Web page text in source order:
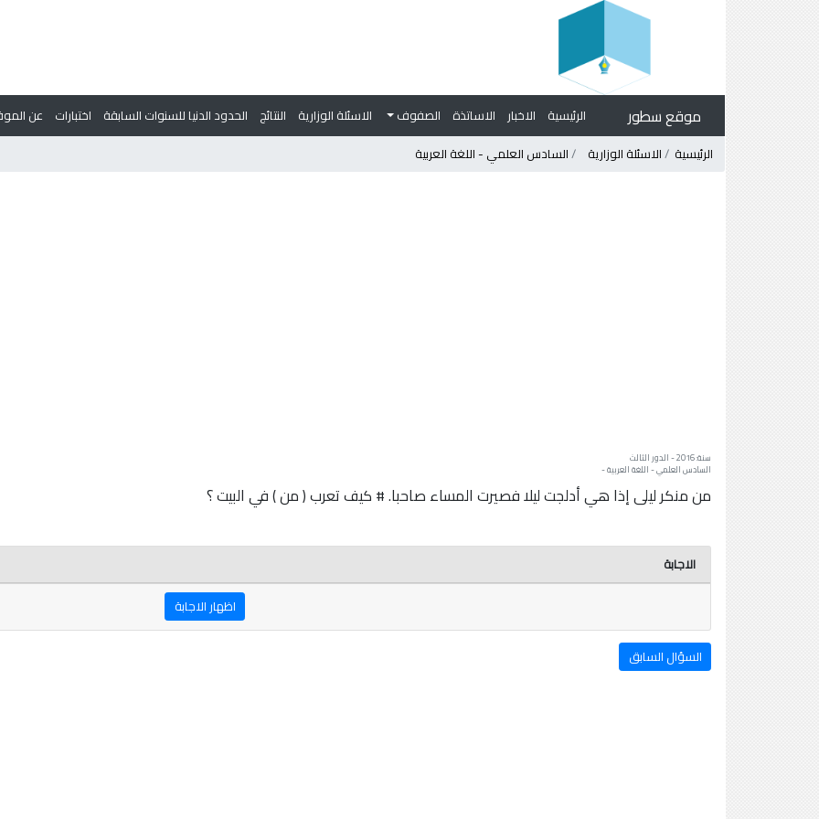
موقع سطور الرئيسية الاخبار الاساتذة الصفوف الاسئلة الوزارية النتائج الحدود الدنيا للسنوات السابقة اختبارات عن
الرئيسية
الاسئلة الوزارية السادس العلمي - اللغة العربية
سنة: 2016 - الدور الثالث
السادس العلمي - اللغة العربية -
من منكر ليلى إذا هي أدلجت ليلا فصيرت المساء صاحبا. # كيف تعرب ( من ) في البيت ؟
الاجابة
اظهار الاجابة
السؤال السابق